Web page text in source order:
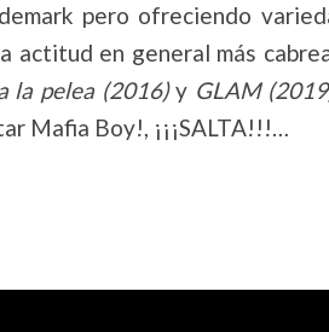
pero ofreciendo
actitud en general más
la pelea (2016)y GLAM
Mafia Boy!, ¡¡¡SALTA!!!…